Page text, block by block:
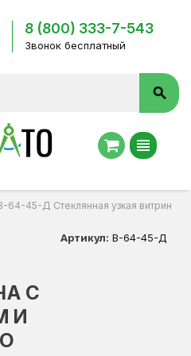
8 (800) 333-7-543
Звонок бесплатный
search
view_headline
64-45-Д Стеклянная узкая витрина
С
И
Артикул: В-64-45-Д